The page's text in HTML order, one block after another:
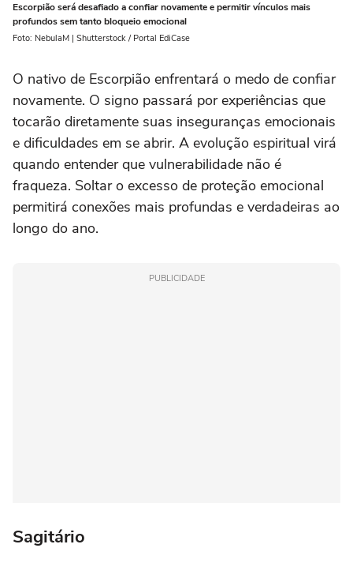
Escorpião será desafiado a confiar novamente e permitir vínculos mais
profundos sem tanto bloqueio emocional
Foto: NebulaM | Shutterstock / Portal EdiCase
O nativo de Escorpião enfrentará o medo de confiar
novamente. O signo passará por experiências que
tocarão diretamente suas inseguranças emocionais
e dificuldades em se abrir. A evolução espiritual virá
quando entender que vulnerabilidade não é
fraqueza. Soltar o excesso de proteção emocional
permitirá conexões mais profundas e verdadeiras ao
longo do ano.
PUBLICIDADE
Sagitário